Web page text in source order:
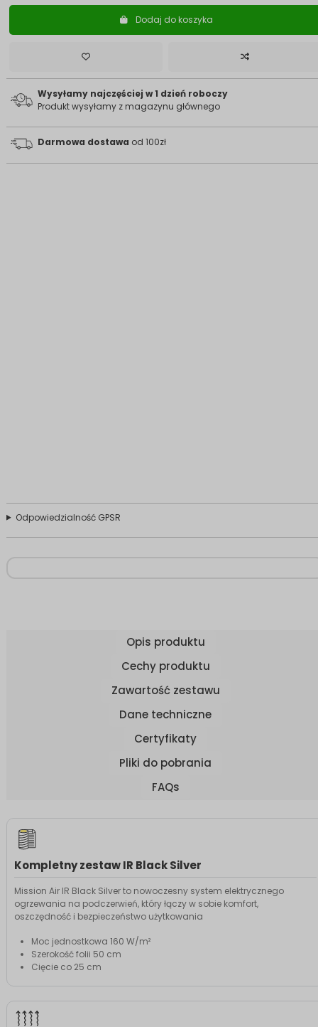
Dodaj do koszyka
Wysyłamy najczęściej w 1 dzień roboczy
Produkt wysyłamy z magazynu głównego
Darmowa dostawa od 100zł
Odpowiedzialność GPSR
Opis produktu
Cechy produktu
Zawartość zestawu
Dane techniczne
Certyfikaty
Pliki do pobrania
FAQs
Kompletny zestaw IR Black Silver
Mission Air IR Black Silver to nowoczesny system elektrycznego
ogrzewania na podczerwień, który łączy w sobie komfort,
oszczędność i bezpieczeństwo użytkowania
Moc jednostkowa 160 W/m²
Szerokość folii 50 cm
Cięcie co 25 cm